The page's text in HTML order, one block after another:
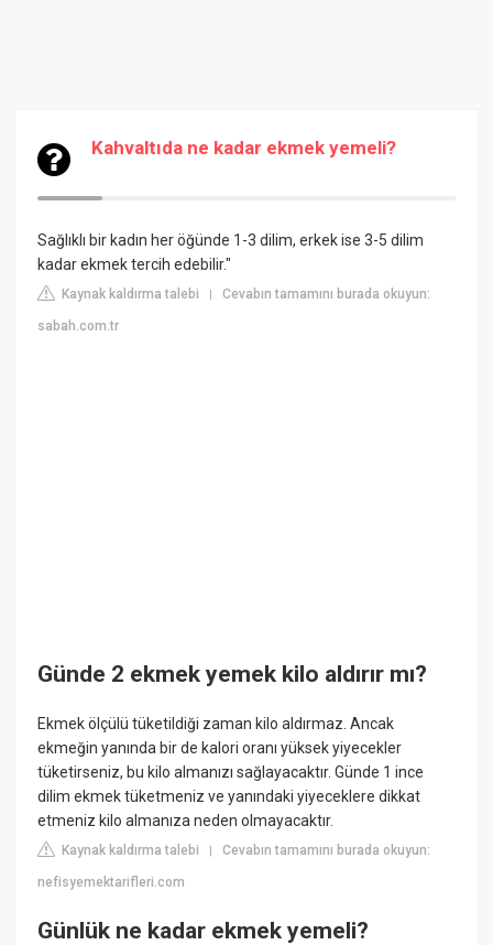
Kahvaltıda ne kadar ekmek yemeli?
Sağlıklı bir kadın her öğünde 1-3 dilim, erkek ise 3-5 dilim
kadar ekmek tercih edebilir."
Kaynak kaldırma talebi |Cevabın tamamını burada okuyun:
sabah.com.tr
Günde 2 ekmek yemek kilo aldırır mı?
Ekmek ölçülü tüketildiği zaman kilo aldırmaz. Ancak
ekmeğin yanında bir de kalori oranı yüksek yiyecekler
tüketirseniz, bu kilo almanızı sağlayacaktır. Günde 1 ince
dilim ekmek tüketmeniz ve yanındaki yiyeceklere dikkat
etmeniz kilo almanıza neden olmayacaktır.
Kaynak kaldırma talebi |Cevabın tamamını burada okuyun:
nefisyemektarifleri.com
Günlük ne kadar ekmek yemeli?